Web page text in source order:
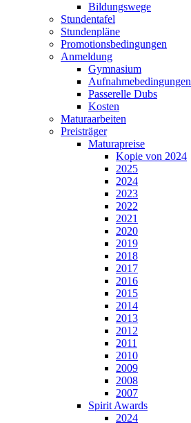
Bildungswege
Stundentafel
Stundenpläne
Promotionsbedingungen
Anmeldung
Gymnasium
Aufnahmebedingungen
Passerelle Dubs
Kosten
Maturaarbeiten
Preisträger
Maturapreise
Kopie von 2024
2025
2024
2023
2022
2021
2020
2019
2018
2017
2016
2015
2014
2013
2012
2011
2010
2009
2008
2007
Spirit Awards
2024